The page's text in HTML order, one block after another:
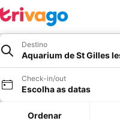
Destino
Aquarium de St Gilles
Check-in/out
Escolha as datas
Ordenar